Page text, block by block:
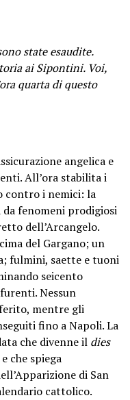
state esaudite.
ai Sipontini. Voi,
quarta di questo
angelica e
All’ora stabilita i
contro i nemici: la
fenomeni prodigiosi
dell’Arcangelo.
del Gargano; un
fulmini, saette e tuoni
seicento
Nessun
mentre gli
fino a Napoli. La
che divenne il dies
che spiega
di San
cattolico.